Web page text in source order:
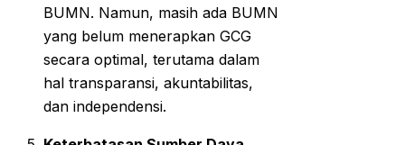
BUMN. Namun, masih ada BUMN
yang belum menerapkan GCG
secara optimal, terutama dalam
hal transparansi, akuntabilitas,
dan independensi.